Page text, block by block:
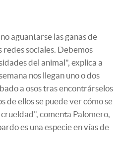
aguantarse las ganas de
sociales. Debemos
del animal", explica a
nos llegan uno o dos
a osos tras encontrárselos
de ellos se puede ver cómo se
comenta Palomero,
es una especie en vías de